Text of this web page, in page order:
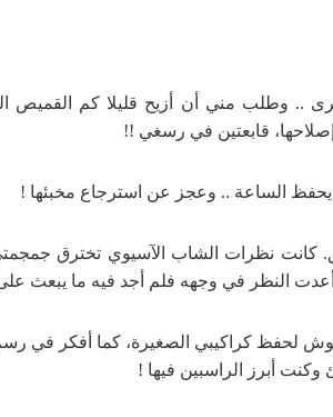
.. وطلب مني أن أزيح قليلا كم
إصلاحها، قابعتين في رسغي !!
الساعة .. وعجز عن استرجاع مخبئها !
كانت نظرات الشاب الآسيوي تخترق
أعدت النظر في وجهه فلم أجد فيه ما يبعث
لحفظ كراكيبي الصغيرة، كما أفكر في رسم
أبرز الراسبين فيها !